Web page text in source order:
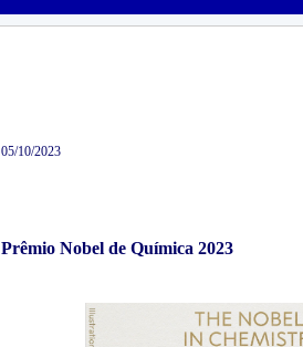
05/10/2023
Prêmio Nobel de Química 2023